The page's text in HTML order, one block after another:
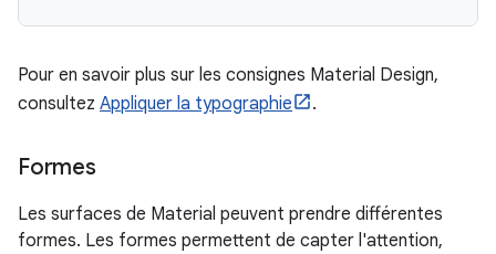
Pour en savoir plus sur les consignes Material Design,
consultez Appliquer la typographie .
Formes
Les surfaces de Material peuvent prendre différentes
formes. Les formes permettent de capter l'attention,